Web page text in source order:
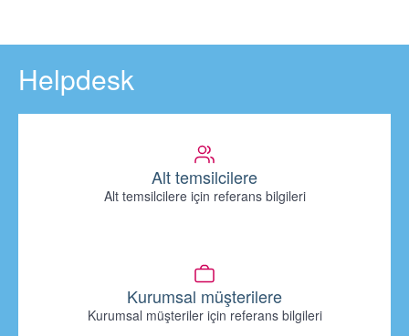
Helpdesk
Alt temsilcilere
Alt temsilcilere için referans bilgileri
Kurumsal müşterilere
Kurumsal müşteriler için referans bilgileri